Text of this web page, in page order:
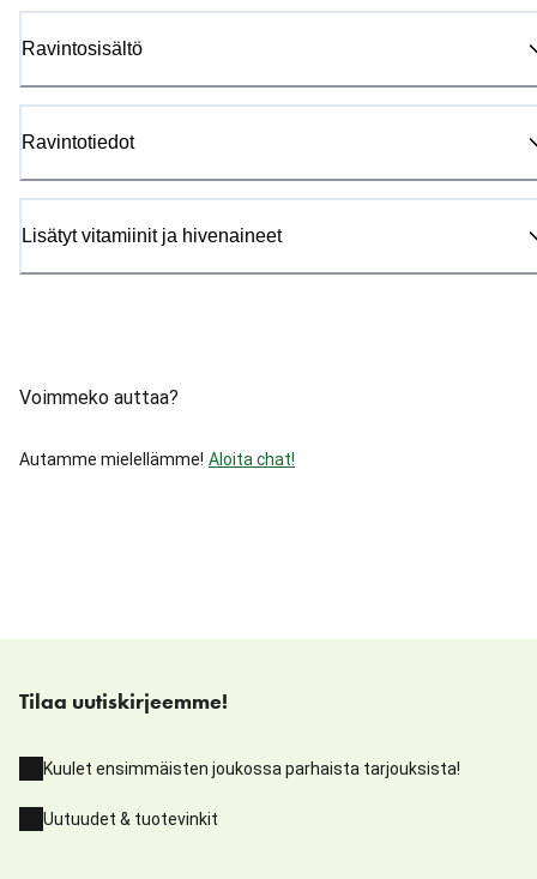
Ravintosisältö
Ravintotiedot
Lisätyt vitamiinit ja hivenaineet
Voimmeko auttaa?
Autamme mielellämme! Aloita chat!
Tilaa uutiskirjeemme!
Kuulet ensimmäisten joukossa parhaista tarjouksista!
Uutuudet & tuotevinkit